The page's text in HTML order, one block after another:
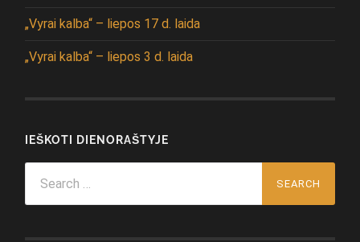
„Vyrai kalba“ – liepos 17 d. laida
„Vyrai kalba“ – liepos 3 d. laida
IEŠKOTI DIENORAŠTYJE
for: